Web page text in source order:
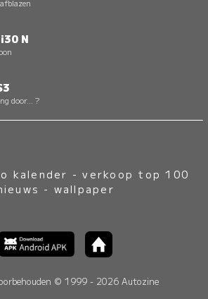
N
door... ?
kalender -verkoop top 100
- wallpaper
© 1999 - 2026 Autozine